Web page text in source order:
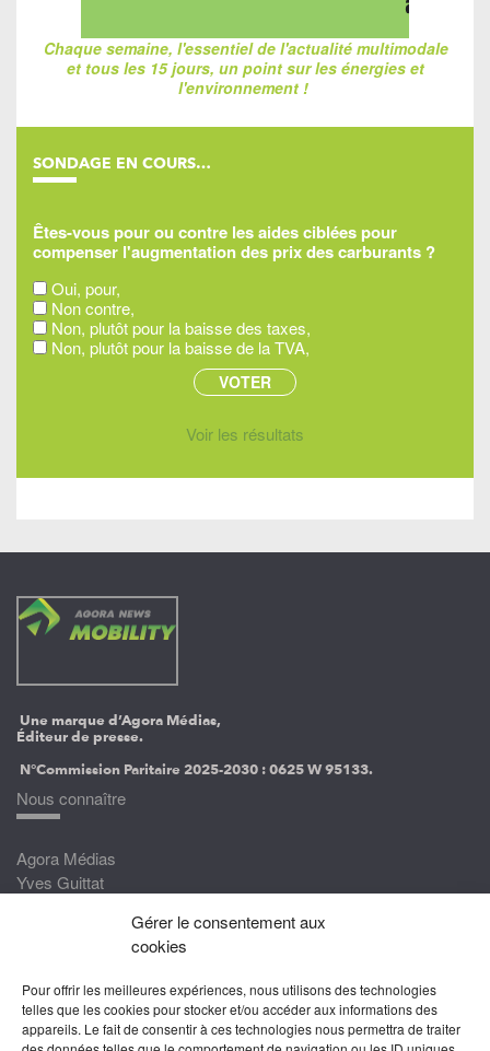
Gérer le consentement aux
cookies
Pour offrir les meilleures expériences, nous utilisons des technologies
telles que les cookies pour stocker et/ou accéder aux informations des
appareils. Le fait de consentir à ces technologies nous permettra de traiter
Chaque semaine, l'essentiel de l'actualité multimodale
et tous les 15 jours, un point sur les énergies et
l'environnement !
SONDAGE EN COURS…
Êtes-vous pour ou contre les aides ciblées pour
compenser l'augmentation des prix des carburants ?
Oui, pour,
Non contre,
Non, plutôt pour la baisse des taxes,
Non, plutôt pour la baisse de la TVA,
Voir les résultats
Une marque d’Agora Médias,
Éditeur de presse.
N°Commission Paritaire 2025-2030 :0625 W 95133.
Nous connaître
Agora Médias
Yves Guittat
Devenez correspondant
Rejoignez nos experts
Devenez Partenaire